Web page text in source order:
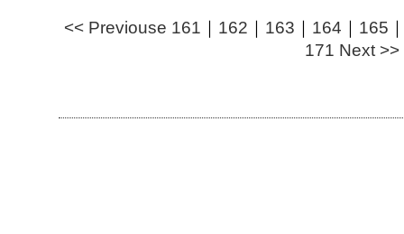
<< Previouse 161 ｜ 162 ｜ 163 ｜ 164 ｜ 165
171 Next >>